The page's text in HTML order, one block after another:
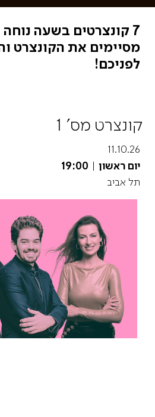
7 קונצרטים בשעה נוחה ביותר: 7 בערב
מסיימים את הקונצרט
לפניכם!
קונצרט מס' 1
11.10.26
יום ראשון |
19:00
תל אביב